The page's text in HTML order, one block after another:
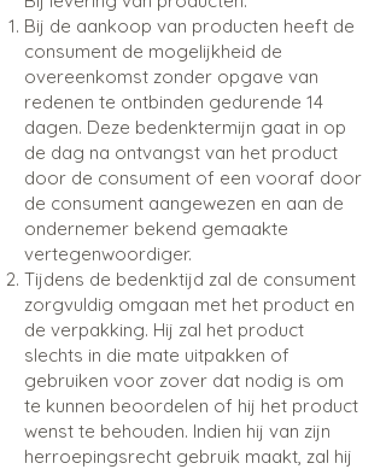
Bij de aankoop van producten heeft de
consument de mogelijkheid de
overeenkomst zonder opgave van
redenen te ontbinden gedurende 14
dagen. Deze bedenktermijn gaat in op
de dag na ontvangst van het product
door de consument of een vooraf door
de consument aangewezen en aan de
ondernemer bekend gemaakte
vertegenwoordiger.
Tijdens de bedenktijd zal de consument
zorgvuldig omgaan met het product en
de verpakking. Hij zal het product
slechts in die mate uitpakken of
gebruiken voor zover dat nodig is om
te kunnen beoordelen of hij het product
wenst te behouden. Indien hij van zijn
herroepingsrecht gebruik maakt, zal hij